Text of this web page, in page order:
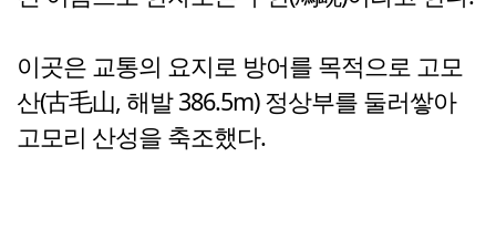
이곳은 교통의 요지로 방어를 목적으로 고모
산(古毛山, 해발 386.5m) 정상부를 둘러쌓아
고모리 산성을 축조했다.